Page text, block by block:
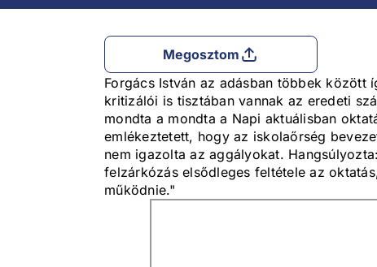
Megosztom
Forgács István az adásban többek
kritizálói is tisztában vannak az eredeti
mondta a mondta a Napi aktuálisban
emlékeztetett, hogy az iskolaőrség
nem igazolta az aggályokat.
felzárkózás elsődleges feltétele az
működnie."